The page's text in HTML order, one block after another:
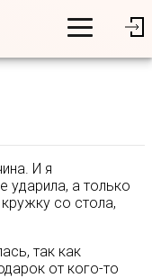
И я
ударила, а только
со стола,
так как
от кого-то